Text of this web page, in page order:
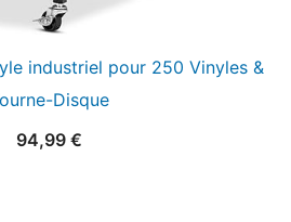
industriel pour 250 Vinyles &
Disque
94,99 €